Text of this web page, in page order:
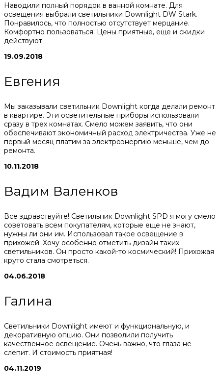
Наводили полный порядок в ванной комнате. Для
освещения выбрали светильники Downlight DW Stark.
Понравилось, что полностью отсутствует мерцание.
Комфортно пользоваться. Цены приятные, еще и скидки
действуют.
19.09.2018
Евгения
Мы заказывали светильник Downlight когда делали ремонт
в квартире. Эти осветительные приборы использовали
сразу в трех комнатах. Смело можем заявить, что они
обеспечивают экономичный расход электричества. Уже не
первый месяц платим за электроэнергию меньше, чем до
ремонта.
10.11.2018
Вадим Валенков
Все здравствуйте! Светильник Downlight SPD я могу смело
советовать всем покупателям, которые еще не знают,
нужны ли они им. Использовал такое освещение в
прихожей. Хочу особенно отметить дизайн таких
светильников. Он просто какой-то космический! Прихожая
круто стала смотреться.
04.06.2018
Галина
Светильники Downlight имеют и функциональную, и
декоративную опцию. Они позволили получить
качественное освещение. Очень важно, что глаза не
слепит. И стоимость приятная!
04.11.2019